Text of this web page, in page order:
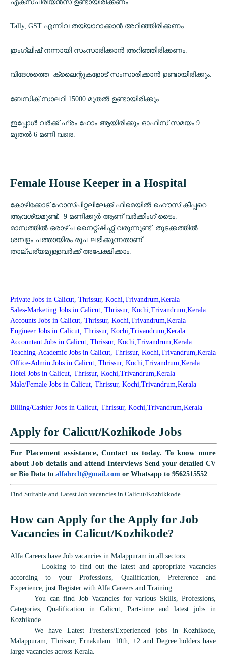
എക്സ്പീരിയൻസ് ഉണ്ടായിരിക്കണം.
Tally, GST എന്നിവ തയ്യാറാക്കാൻ അറിഞ്ഞിരിക്കണം.
ഇംഗ്ലീഷ് നന്നായി സംസാരിക്കാൻ അറിഞ്ഞിരിക്കണം.
വിദേശത്തെ ക്ലൈന്റുകളോട് സംസാരിക്കാൻ ഉണ്ടായിരിക്കും.
ബേസിക് സാലറി 15000 മുതൽ ഉണ്ടായിരിക്കും.
ഇപ്പോൾ വർക്ക് ഫ്രം ഹോം ആയിരിക്കും ഓഫീസ് സമയം 9
മുതൽ 6 മണി വരെ.
Female House Keeper in a Hospital
കോഴിക്കോട് ഹോസ്പിറ്റലിലേക്ക് ഫീമെയിൽ ഹൌസ് കീപ്പറെ
ആവശ്യമുണ്ട്. 9 മണിക്കൂർ ആണ് വർക്കിംഗ് ടൈം.
മാസത്തിൽ ഒരാഴ്ച നൈറ്റ്ഷിഫ്റ്റ് വരുന്നുണ്ട്. തുടക്കത്തിൽ
ശമ്പളം പത്തായിരം രൂപ ലഭിക്കുന്നതാണ്.
താല്പര്യമുള്ളവർക്ക് അപേക്ഷിക്കാം.
Private Jobs in Calicut, Thrissur, Kochi,Trivandrum,Kerala
Sales-Marketing Jobs in Calicut, Thrissur, Kochi,Trivandrum,Kerala
Accounts Jobs in Calicut, Thrissur, Kochi,Trivandrum,Kerala
Engineer Jobs in Calicut, Thrissur, Kochi,Trivandrum,Kerala
Accountant Jobs in Calicut, Thrissur, Kochi,Trivandrum,Kerala
Teaching-Academic Jobs in Calicut, Thrissur, Kochi,Trivandrum,Kerala
Office-Admin Jobs in Calicut, Thrissur, Kochi,Trivandrum,Kerala
Hotel Jobs in Calicut, Thrissur, Kochi,Trivandrum,Kerala
Male/Female Jobs in Calicut, Thrissur, Kochi,Trivandrum,Kerala
Billing/Cashier Jobs in Calicut, Thrissur, Kochi,Trivandrum,Kerala
Apply for Calicut/Kozhikode Jobs
For Placement assistance, Contact us today. To know more
about Job details and attend Interviews Send your detailed CV
or Bio Data to alfahrclt@gmail.com or Whatsapp to 9562515552
Find Suitable and Latest Job vacancies in Calicut/Kozhikkode
How can Apply for the Apply for Job
Vacancies in Calicut/Kozhikode?
Alfa Careers have Job vacancies in Malappuram in all sectors.
Looking to find out the latest and appropriate vacancies
according to your Professions, Qualification, Preference and
Experience, just Register with Alfa Careers and Training.
You can find Job Vacancies for various Skills, Professions,
Categories, Qualification in Calicut, Part-time and latest jobs in
Kozhikode.
We have Latest Freshers/Experienced jobs in Kozhikode,
Malappuram, Thrissur, Ernakulam. 10th, +2 and Degree holders have
large vacancies across Kerala.